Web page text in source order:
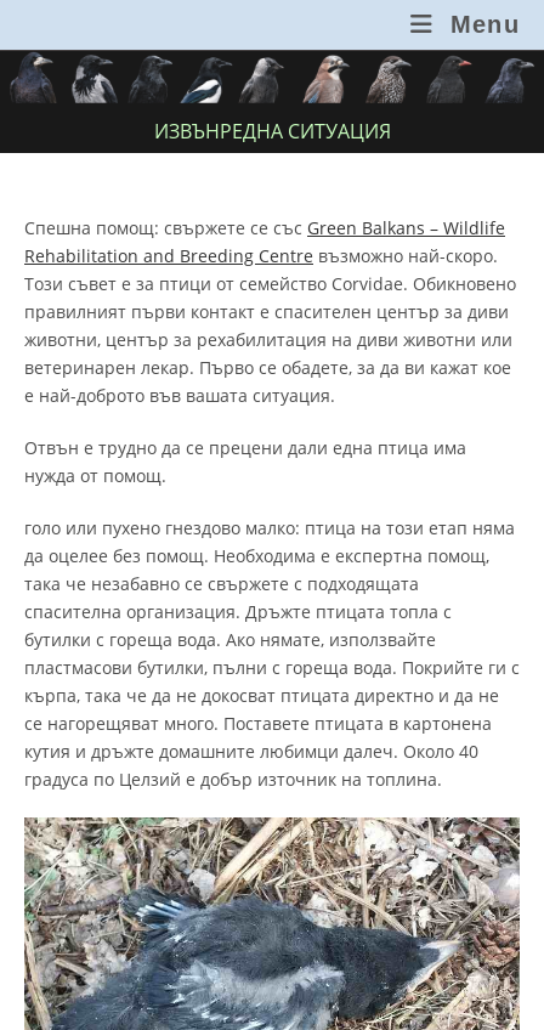
content
Menu
ИЗВЪНРЕДНА СИТУАЦИЯ
Спешна помощ: свържете се със Green Balkans – Wildlife
Rehabilitation and Breeding Centre възможно най-скоро.
Този съвет е за птици от семейство Corvidae. Обикновено
правилният първи контакт е спасителен център за диви
животни, център за рехабилитация на диви животни или
ветеринарен лекар. Първо се обадете, за да ви кажат кое
е най-доброто във вашата ситуация.
Отвън е трудно да се прецени дали една птица има
нужда от помощ.
голо или пухено гнездово малко: птица на този етап няма
да оцелее без помощ. Необходима е експертна помощ,
така че незабавно се свържете с подходящата
спасителна организация. Дръжте птицата топла с
бутилки с гореща вода. Ако нямате, използвайте
пластмасови бутилки, пълни с гореща вода. Покрийте ги с
кърпа, така че да не докосват птицата директно и да не
се нагорещяват много. Поставете птицата в картонена
кутия и дръжте домашните любимци далеч. Около 40
градуса по Целзий е добър източник на топлина.